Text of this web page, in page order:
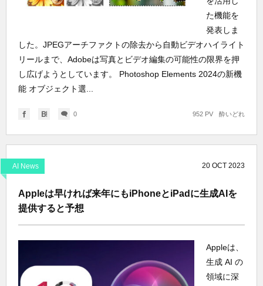
た機能を
発表しま
した。JPEGアーチファクトの除去から自動ビデオハイライト
リールまで、Adobeは写真とビデオ編集の可能性の限界を押
し広げようとしています。 Photoshop Elements 2024の新機
能 オブジェクト選...
0 酔いどれ
952 PV
AI News 20 OCT 2023
Appleは早ければ来年にもiPhoneとiPadに生成AIを
提供すると予想
Appleは、
生成 AI の
領域に深